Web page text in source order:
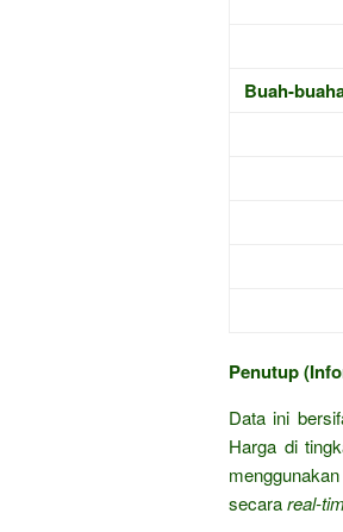
Buah-
Penutup
Data ini
Harga di
secarareal-